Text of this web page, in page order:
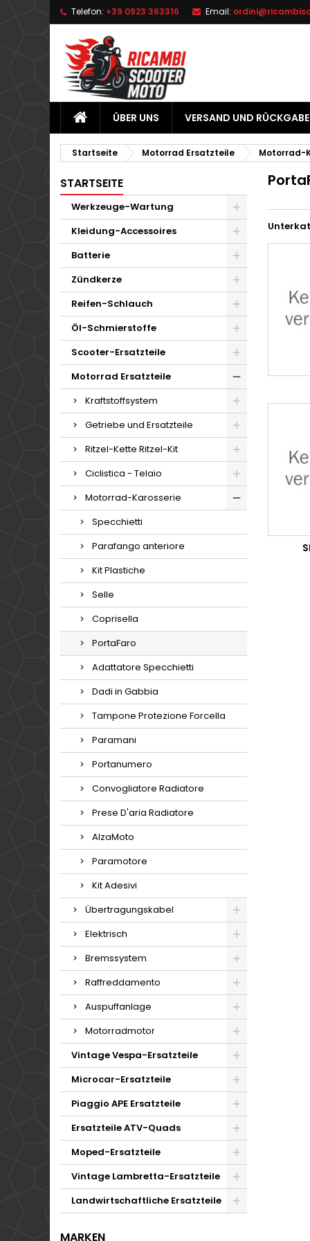
Telefon: +39 0923 363316 Email:
ÜBER UNS VERSAND UND RÜCKGABE
Startseite Motorrad Ersatzteile Motorrad-
STARTSEITE
Werkzeuge-Wartung
Kleidung-Accessoires
Batterie
Zündkerze
Reifen-Schlauch
Öl-Schmierstoffe
Scooter-Ersatzteile
Motorrad Ersatzteile
Kraftstoffsystem
Getriebe und Ersatzteile
Ritzel-Kette Ritzel-Kit
Ciclistica - Telaio
Motorrad-Karosserie
Specchietti
Parafango anteriore
Kit Plastiche
Selle
Coprisella
PortaFaro
Adattatore Specchietti
Dadi in Gabbia
Tampone Protezione Forcella
Paramani
Portanumero
Convogliatore Radiatore
Prese D'aria Radiatore
AlzaMoto
Paramotore
Kit Adesivi
Übertragungskabel
Elektrisch
Bremssystem
Raffreddamento
Auspuffanlage
Motorradmotor
Vintage Vespa-Ersatzteile
Microcar-Ersatzteile
Piaggio APE Ersatzteile
Ersatzteile ATV-Quads
Moped-Ersatzteile
Vintage Lambretta-Ersatzteile
Landwirtschaftliche Ersatzteile
MARKEN